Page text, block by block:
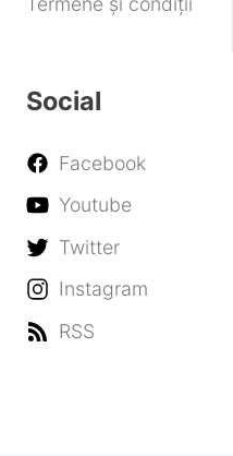
Social
Facebook
Youtube
Twitter
Instagram
RSS